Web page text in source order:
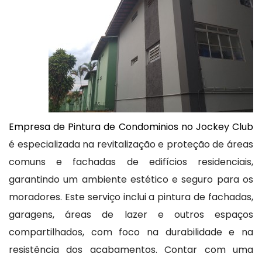
Empresa de Pintura de Condominios no Jockey Club
é especializada na revitalização e proteção de áreas
comuns e fachadas de edifícios residenciais,
garantindo um ambiente estético e seguro para os
moradores. Este serviço inclui a pintura de fachadas,
garagens, áreas de lazer e outros espaços
compartilhados, com foco na durabilidade e na
resistência dos acabamentos. Contar com uma